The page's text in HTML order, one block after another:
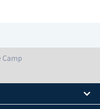
Camp